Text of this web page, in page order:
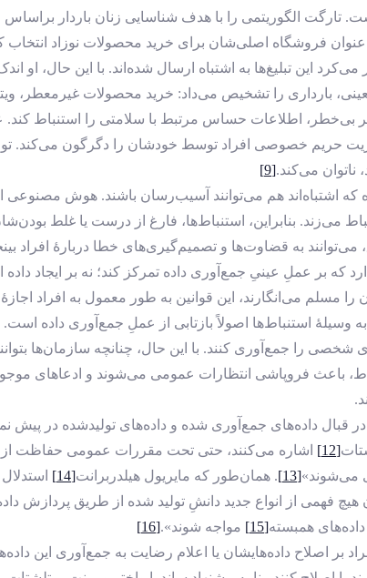
تارگت الگوریتمی را با هدف شناسایی زنان باردار
عنوان فروشگاه اصلی‌شان برای خرید محصولات نوزاد
این تبلیغ‌ها به‌ اشتباه ارسال شده‌اند. با این حال، او
بارداری را تشخیص می‌داد: خرید محصولات غیرمعطر،
اطلاعات حساس مرتبط با سلامتی را استنباط کند.
حریم خصوصی افراد توسط خودشان را دگرگون می‌کند.
ناتوان می‌کند.[9]
که اشتباه‌اند هم می‌توانند آسیب‌رسان باشند. هوش
می‌زند. بنابراین، استنباط‌ها، فارغ از درست یا غلط
به قضاوت‌ها و تصمیم‌گیری‌های خطا دربارۀ افراد
که بر عملِ عینیِ جمع‌آوری داده تمرکز کند؛ نه بر ایجاد
می‌انگارند، این قوانین به ‌طور معمول به افراد اجازۀ
به ‌وسیلۀ استنباط‌ها اصولاً بازتابی از عملِ جمع‌آوری
را جمع‌آوری کنند. با این حال، چنانچه سازمان‌ها
باعث فروپاشی انتظارات عمومی می‌شوند و ادعاهای موجود
داده‌های جمع‌آوری‌ شده و داده‌های تولیدشده در پیش
[12]
می‌شوند»[13] . همان‌طور که مایریول هیلدربرانت[14]
فهمی از انواع جدید دانشِ تولید شده از طریق پردازش
همبسته[15] مواجه شوند».[16]
اصلاح داده‌هایشان یا اعلام رضایت به جمع‌آوری این